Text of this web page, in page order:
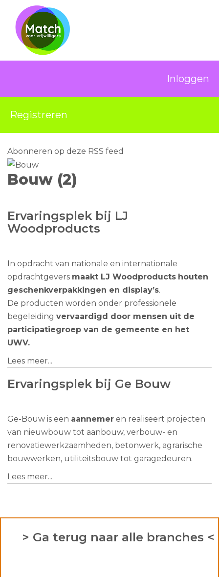
Inloggen
Registreren
Abonneren op deze RSS feed
Bouw (2)
Ervaringsplek bij LJ
Woodproducts
In opdracht van nationale en internationale
opdrachtgevers maakt LJ Woodproducts houten
geschenkverpakkingen en display’s.
De producten worden onder professionele
begeleiding vervaardigd door mensen uit de
participatiegroep van de gemeente en het
UWV.
Lees meer...
Ervaringsplek bij Ge Bouw
Ge-Bouw is een aannemer en realiseert projecten
van nieuwbouw tot aanbouw, verbouw- en
renovatiewerkzaamheden, betonwerk, agrarische
bouwwerken, utiliteitsbouw tot garagedeuren.
Lees meer...
> Ga terug naar alle branches <